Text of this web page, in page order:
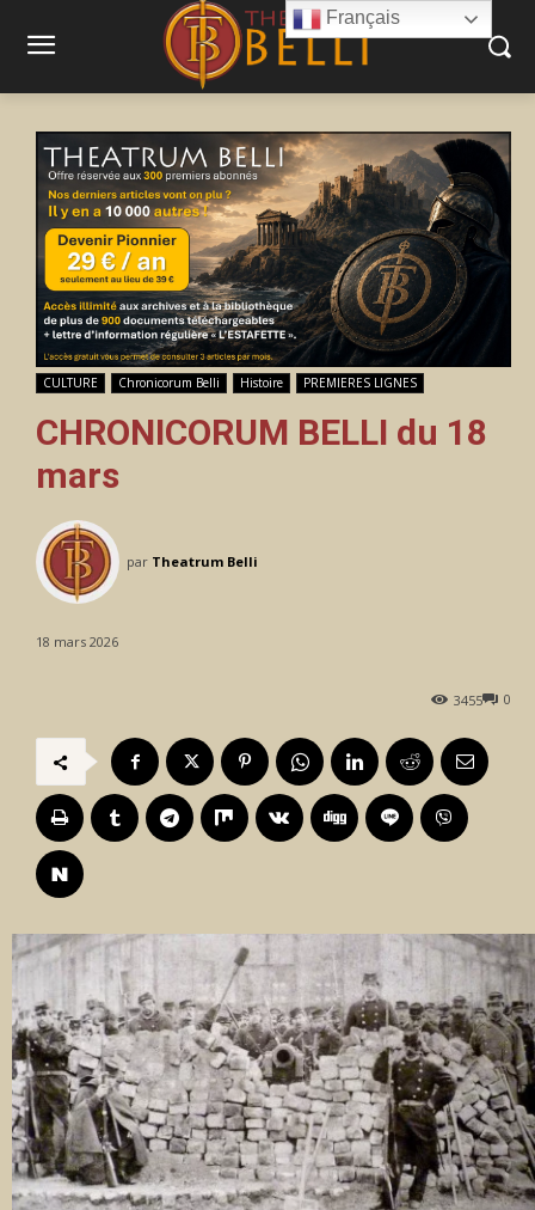
CULTURE Chronicorum Belli Histoire PREMIERES LIGNES
CHRONICORUM BELLI du 18
mars
par Theatrum Belli
18 mars 2026
0
3455
Français